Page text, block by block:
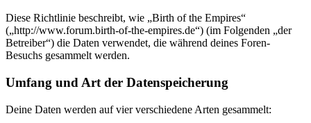
Diese Richtlinie beschreibt, wie „Birth of the Empires“
(„http://www.forum.birth-of-the-empires.de“) (im Folgenden „der
Betreiber“) die Daten verwendet, die während deines Foren-
Besuchs gesammelt werden.
Umfang und Art der Datenspeicherung
Deine Daten werden auf vier verschiedene Arten gesammelt: